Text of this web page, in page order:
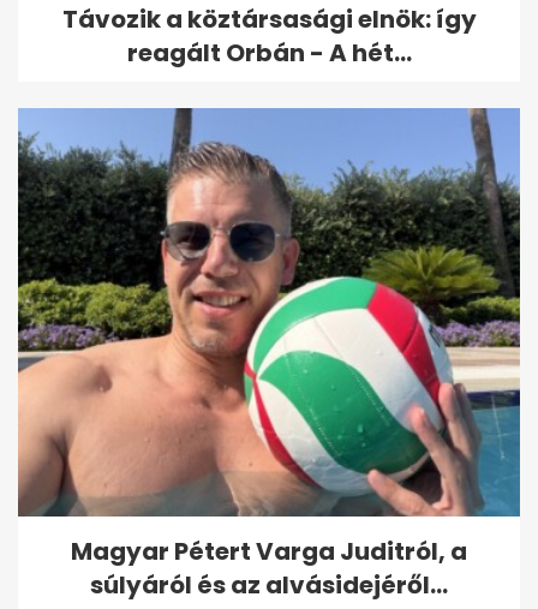
Távozik a köztársasági elnök: így
reagált Orbán - A hét...
Magyar Pétert Varga Juditról, a
súlyáról és az alvásidejéről...